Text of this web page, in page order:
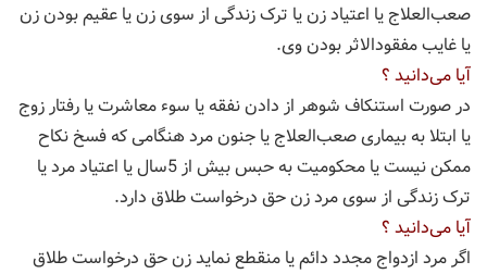
صعب‌العلاج یا اعتیاد زن یا ترک زندگی از سوی زن یا عقیم بودن زن
یا غایب مفقود‌الاثر بودن وی.
آیا می‌دانید ؟
در صورت استنکاف شوهر از دادن نفقه یا سوء معاشرت یا رفتار زوج
یا ابتلا به بیماری صعب‌العلاج یا جنون مرد هنگامی که فسخ نکاح
ممکن نیست یا محکومیت به حبس بیش از 5سال یا اعتیاد مرد یا
ترک زندگی از سوی مرد زن حق درخواست طلاق دارد.
آیا می‌دانید ؟
اگر مرد ازدواج مجدد دائم یا منقطع نماید زن حق درخواست طلاق